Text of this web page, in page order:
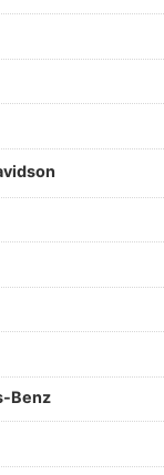
Benz